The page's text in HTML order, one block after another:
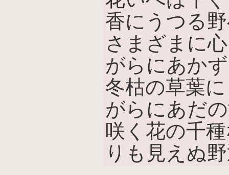
香にうつる
さまざまに
がらにあか
冬枯の草葉
がらにあだ
咲く花の千
りも見えぬ